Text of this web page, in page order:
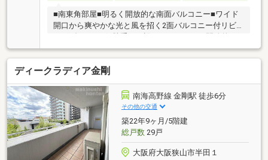
■南東角部屋■明るく開放的な南面バルコニー■ワイド
開口から爽やかな光と風を招く2面バルコニー付リビ
ングダイニング■勝手口を設けたキッチンは開放的な
視界も嬉しい対面カウンタータイプ■設備充実・24時
間換気システム ・温水洗浄便座 ・浴室乾燥機・追
焚機能 ・24時間ゴミ出し可 ・エアコン付
ディークラディア金剛
南海高野線 金剛駅 徒歩6分
その他の交通
築22年9ヶ月/5階建
総戸数29戸
大阪府大阪狭山市半田１